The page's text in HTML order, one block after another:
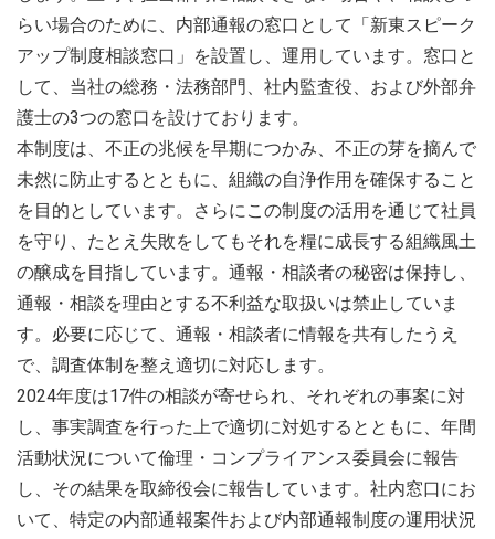
らい場合のために、内部通報の窓口として「新東スピーク
アップ制度相談窓口」を設置し、運用しています。窓口と
して、当社の総務・法務部門、社内監査役、および外部弁
護士の3つの窓口を設けております。
本制度は、不正の兆候を早期につかみ、不正の芽を摘んで
未然に防止するとともに、組織の自浄作用を確保すること
を目的としています。さらにこの制度の活用を通じて社員
を守り、たとえ失敗をしてもそれを糧に成長する組織風土
の醸成を目指しています。通報・相談者の秘密は保持し、
通報・相談を理由とする不利益な取扱いは禁止していま
す。必要に応じて、通報・相談者に情報を共有したうえ
で、調査体制を整え適切に対応します。
2024年度は17件の相談が寄せられ、それぞれの事案に対
し、事実調査を行った上で適切に対処するとともに、年間
活動状況について倫理・コンプライアンス委員会に報告
し、その結果を取締役会に報告しています。社内窓口にお
いて、特定の内部通報案件および内部通報制度の運用状況